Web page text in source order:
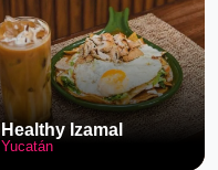
Healthy Izamal
Yucatán